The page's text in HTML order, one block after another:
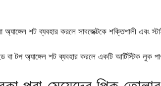
শট ব্যবহার করলে সাবজেক্টকে শক্তিশালী এবং
টপ অ্যাঙ্গেল শট ব্যবহার করলে একটি আর্টিস্টিক লুক